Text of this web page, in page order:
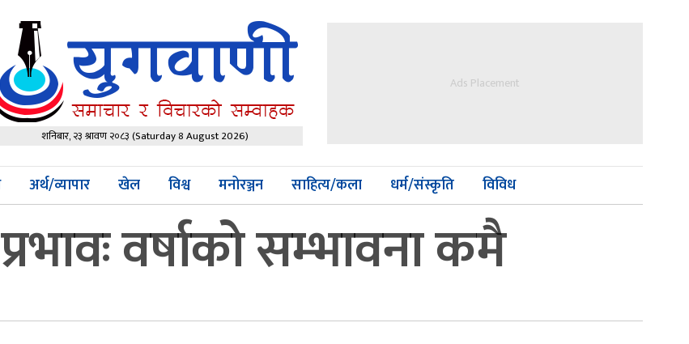
शनिबार, २३ श्रावण २०८३(Saturday 8 August 2026)
Ads Placement
अर्थ/व्यापार खेल विश्व मनोरञ्जन साहित्य/कला धर्म/संस्कृति विविध
वर्षाको सम्भावना कमै